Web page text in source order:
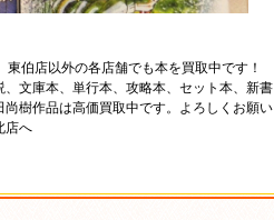
伯店以外の各店舗でも本を買取中です！
文庫本、単行本、攻略本、セット本、新書
樹作品は高価買取中です。よろしくお願い
店へ